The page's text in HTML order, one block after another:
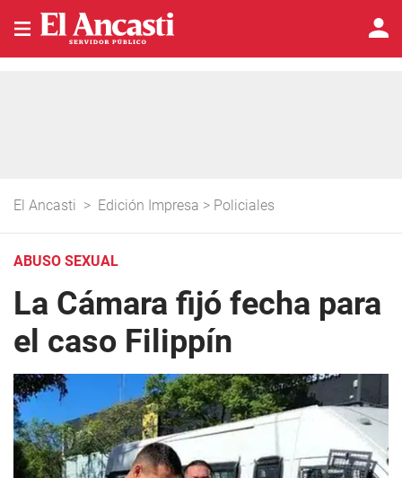
El Ancasti > Edición Impresa > Policiales
ABUSO SEXUAL
La Cámara fijó fecha para
el caso Filippín